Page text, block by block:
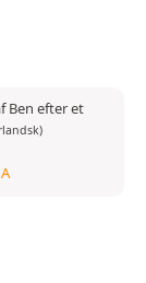
Ben efter et